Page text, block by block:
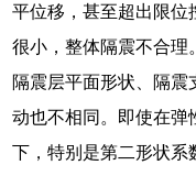
平位移，甚至超出限位
很小，整体隔震不合理
隔震层平面形状、隔
动也不相同。即使在弹
下，特别是第二形状系